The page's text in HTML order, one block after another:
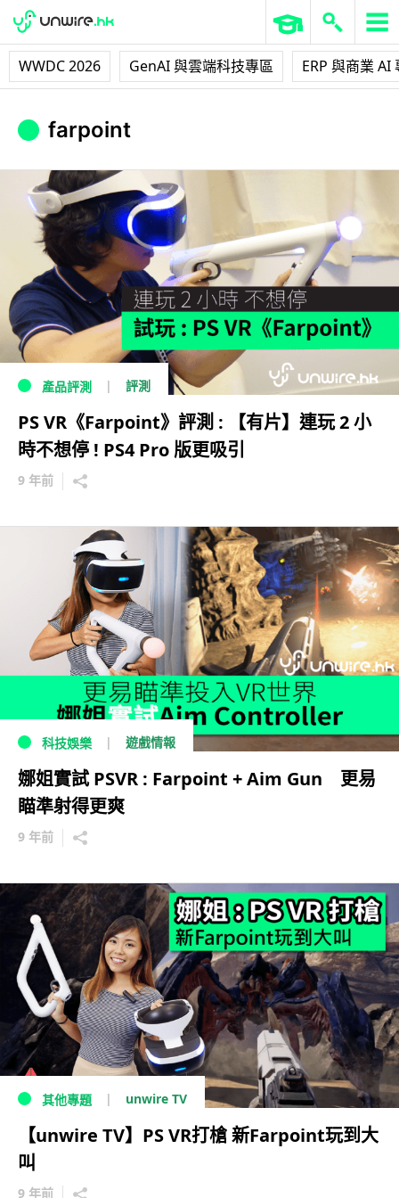
WWDC 2026 GenAI 與雲端科技專區 ERP 與商業 AI
farpoint
產品評測 評測
PS VR《Farpoint》評測 : 【有片】連玩 2 小
時不想停 ! PS4 Pro 版更吸引
9 年前
科技娛樂 遊戲情報
娜姐實試 PSVR : Farpoint + Aim Gun 更易
瞄準射得更爽
9 年前
其他專題 unwire TV
【unwire TV】PS VR打槍 新Farpoint玩到大
叫
9 年前